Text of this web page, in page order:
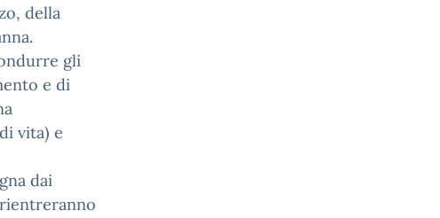
della
gli
e di
vita) e
dai